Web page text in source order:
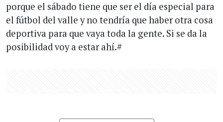
porque el sábado tiene que ser el día especial para
el fútbol del valle y no tendría que haber otra cosa
deportiva para que vaya toda la gente. Si se da la
posibilidad voy a estar ahí.#